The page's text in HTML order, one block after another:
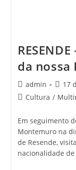
da nossa
Post
author:
admin
Post17
PostCultura /
Em seguimento
Montemuro na
de Resende,
nacionalidade